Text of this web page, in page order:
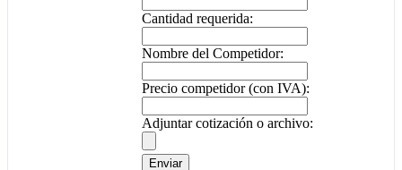
Cantidad requerida:
Nombre del Competidor:
Precio competidor (con IVA):
Adjuntar cotización o archivo:
Enviar